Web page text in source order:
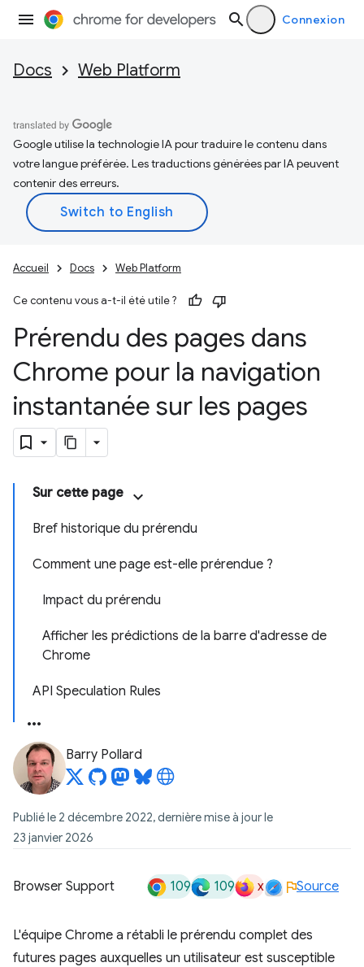
Connexion
Docs Web Platform
Google utilise la technologie IA pour traduire le contenu dans
votre langue préférée. Les traductions générées par IA peuvent
contenir des erreurs.
Accueil Docs Web Platform
Ce contenu vous a-t-il été utile ?
Prérendu des pages dans
Chrome pour la navigation
instantanée sur les pages
Sur cette page
Bref historique du prérendu
Comment une page est-elle prérendue ?
Impact du prérendu
Afficher les prédictions de la barre d'adresse de
Chrome
API Speculation Rules
Barry Pollard
Publié le 2 décembre 2022, dernière mise à jour le
23 janvier 2026
Browser Support 109 109 x Source
L'équipe Chrome a rétabli le prérendu complet des
futures pages auxquelles un utilisateur est susceptible